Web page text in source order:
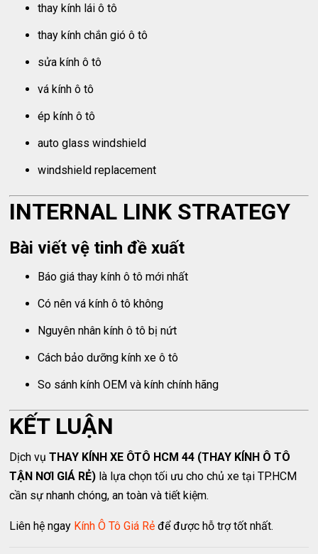
thay kính lái ô tô
thay kính chắn gió ô tô
sửa kính ô tô
vá kính ô tô
ép kính ô tô
auto glass windshield
windshield replacement
INTERNAL LINK STRATEGY
Bài viết vệ tinh đề xuất
Báo giá thay kính ô tô mới nhất
Có nên vá kính ô tô không
Nguyên nhân kính ô tô bị nứt
Cách bảo dưỡng kính xe ô tô
So sánh kính OEM và kính chính hãng
KẾT LUẬN
Dịch vụTHAY KÍNH XE ÔTÔ HCM 44 (THAY KÍNH Ô TÔ
TẬN NƠI GIÁ RẺ) là lựa chọn tối ưu cho chủ xe tại TP.HCM
cần sự nhanh chóng, an toàn và tiết kiệm.
Liên hệ ngay Kính Ô Tô Giá Rẻ để được hỗ trợ tốt nhất.